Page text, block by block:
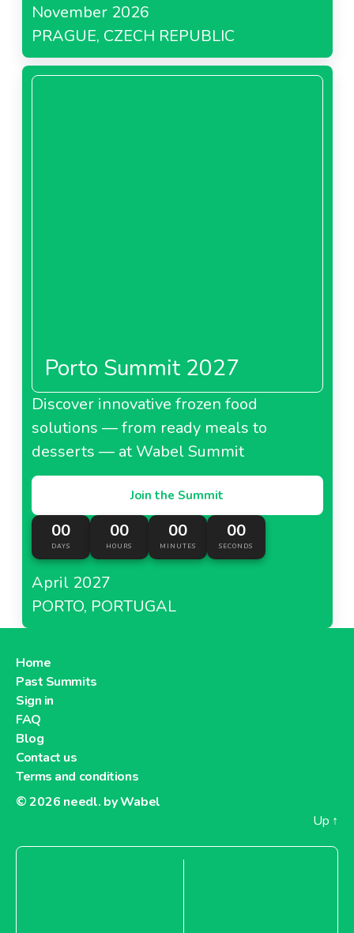
November 2026
PRAGUE, CZECH REPUBLIC
Porto Summit 2027
Discover innovative frozen food
solutions — from ready meals to
desserts — at Wabel Summit
Join the Summit
00
DAYS
00
HOURS
00
MINUTES
00
SECONDS
April 2027
PORTO, PORTUGAL
Home
Past Summits
Sign in
FAQ
Blog
Contact us
Terms and conditions
© 2026 needl. by Wabel
Up ↑